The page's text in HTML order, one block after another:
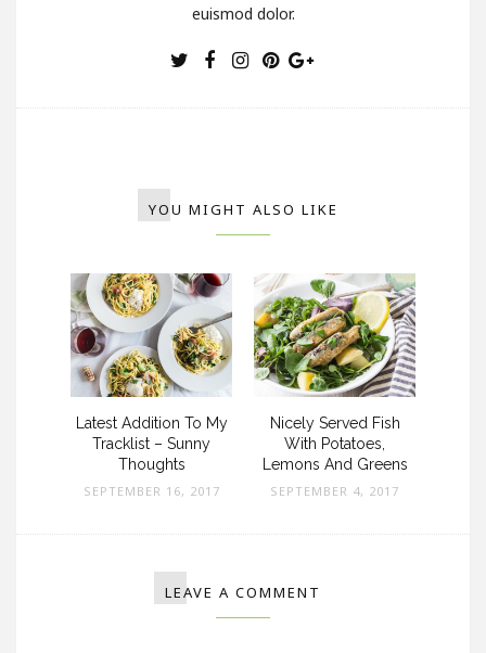
euismod dolor.
YOU MIGHT ALSO LIKE
Latest Addition To My
Tracklist – Sunny
Thoughts
SEPTEMBER 16, 2017
Nicely Served Fish
With Potatoes,
Lemons And Greens
SEPTEMBER 4, 2017
LEAVE A COMMENT